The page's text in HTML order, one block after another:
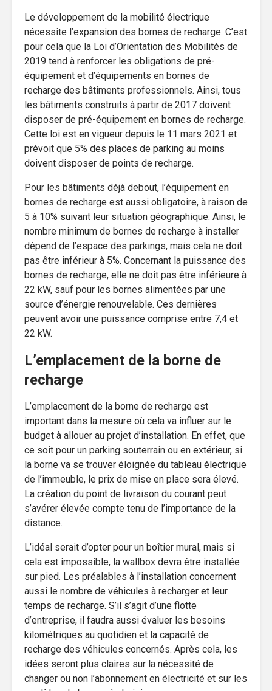
Le développement de la mobilité électrique
nécessite l’expansion des bornes de recharge. C’est
pour cela que la Loi d’Orientation des Mobilités de
2019 tend à renforcer les obligations de pré-
équipement et d’équipements en bornes de
recharge des bâtiments professionnels. Ainsi, tous
les bâtiments construits à partir de 2017 doivent
disposer de pré-équipement en bornes de recharge.
Cette loi est en vigueur depuis le 11 mars 2021 et
prévoit que 5% des places de parking au moins
doivent disposer de points de recharge.
Pour les bâtiments déjà debout, l’équipement en
bornes de recharge est aussi obligatoire, à raison de
5 à 10% suivant leur situation géographique. Ainsi, le
nombre minimum de bornes de recharge à installer
dépend de l’espace des parkings, mais cela ne doit
pas être inférieur à 5%. Concernant la puissance des
bornes de recharge, elle ne doit pas être inférieure à
22 kW, sauf pour les bornes alimentées par une
source d’énergie renouvelable. Ces dernières
peuvent avoir une puissance comprise entre 7,4 et
22 kW.
L’emplacement de la borne de
recharge
L’emplacement de la borne de recharge est
important dans la mesure où cela va influer sur le
budget à allouer au projet d’installation. En effet, que
ce soit pour un parking souterrain ou en extérieur, si
la borne va se trouver éloignée du tableau électrique
de l’immeuble, le prix de mise en place sera élevé.
La création du point de livraison du courant peut
s’avérer élevée compte tenu de l’importance de la
distance.
L’idéal serait d’opter pour un boîtier mural, mais si
cela est impossible, la wallbox devra être installée
sur pied. Les préalables à l’installation concernent
aussi le nombre de véhicules à recharger et leur
temps de recharge. S’il s’agit d’une flotte
d’entreprise, il faudra aussi évaluer les besoins
kilométriques au quotidien et la capacité de
recharge des véhicules concernés. Après cela, les
idées seront plus claires sur la nécessité de
changer ou non l’abonnement en électricité et sur les